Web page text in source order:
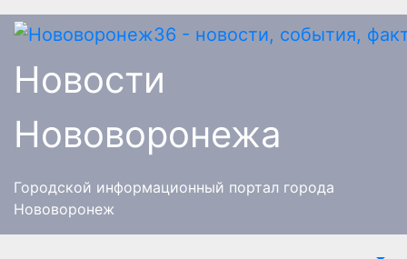
Перейти
Новости
Нововоронежа
Городской информационный портал города
Нововоронеж